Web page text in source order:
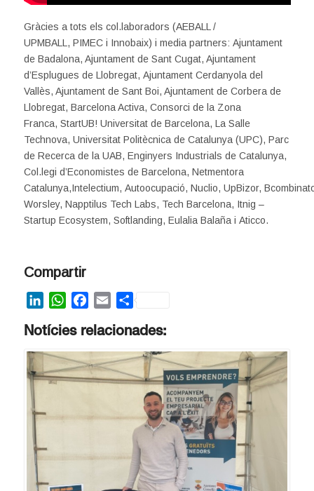
Gràcies a tots els col.laboradors (AEBALL /
UPMBALL, PIMEC i Innobaix) i media partners: Ajuntament
de Badalona, Ajuntament de Sant Cugat, Ajuntament
d’Esplugues de Llobregat, Ajuntament Cerdanyola del
Vallès, Ajuntament de Sant Boi, Ajuntament de Corbera de
Llobregat, Barcelona Activa, Consorci de la Zona
Franca, StartUB! Universitat de Barcelona, La Salle
Technova, Universitat Politècnica de Catalunya (UPC), Parc
de Recerca de la UAB, Enginyers Industrials de Catalunya,
Col.legi d’Economistes de Barcelona, Netmentora
Catalunya,Intelectium, Autoocupació, Nuclio, UpBizor,
Worsley, Napptilus Tech Labs, Tech Barcelona, Itnig –
Startup Ecosystem, Softlanding, Eulalia Balaña i Aticco.
Compartir
LinkedInWhatsAppFacebook
EmailShare
Notícies relacionades: